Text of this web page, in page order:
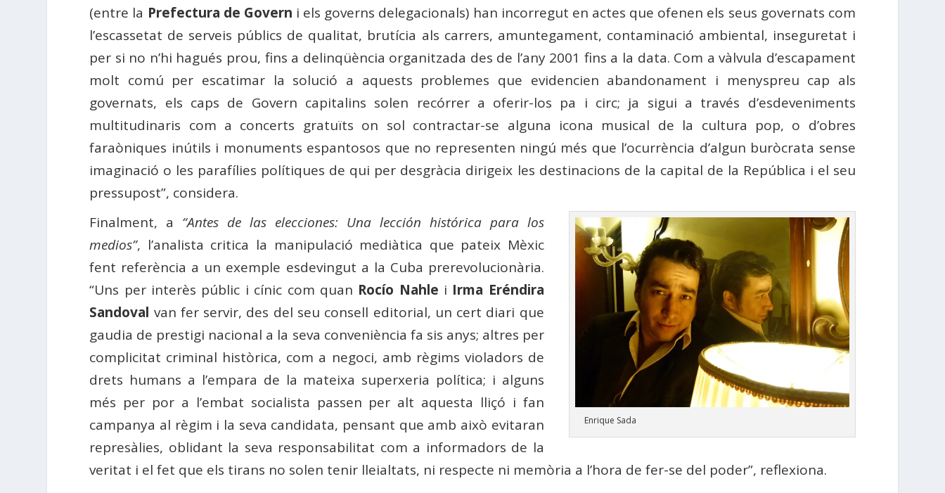
(entre la Prefectura de Govern i els governs delegacionals) han incorregut en actes que ofenen els seus governats com
l’escassetat de serveis públics de qualitat, brutícia als carrers, amuntegament, contaminació ambiental, inseguretat i
per si no n’hi hagués prou, fins a delinqüència organitzada des de l’any 2001 fins a la data. Com a vàlvula d’escapament
molt comú per escatimar la solució a aquests problemes que evidencien abandonament i menyspreu cap als
governats, els caps de Govern capitalins solen recórrer a oferir-los pa i circ; ja sigui a través d’esdeveniments
multitudinaris com a concerts gratuïts on sol contractar-se alguna icona musical de la cultura pop, o d’obres
faraòniques inútils i monuments espantosos que no representen ningú més que l’ocurrència d’algun buròcrata sense
imaginació o les parafílies polítiques de qui per desgràcia dirigeix ​​les destinacions de la capital de la República i el seu
pressupost”, considera.
Enrique Sada
Finalment, a “Antes de las elecciones: Una lección histórica para los
medios”, l’analista critica la manipulació mediàtica que pateix Mèxic
fent referència a un exemple esdevingut a la Cuba prerevolucionària.
“Uns per interès públic i cínic com quan Rocío Nahle i Irma Eréndira
Sandoval van fer servir, des del seu consell editorial, un cert diari que
gaudia de prestigi nacional a la seva conveniència fa sis anys; altres per
complicitat criminal històrica, com a negoci, amb règims violadors de
drets humans a l’empara de la mateixa superxeria política; i alguns
més per por a l’embat socialista passen per alt aquesta lliçó i fan
campanya al règim i la seva candidata, pensant que amb això evitaran
represàlies, oblidant la seva responsabilitat com a informadors de la
veritat i el fet que els tirans no solen tenir lleialtats, ni respecte ni memòria a l’hora de fer-se del poder”, reflexiona.